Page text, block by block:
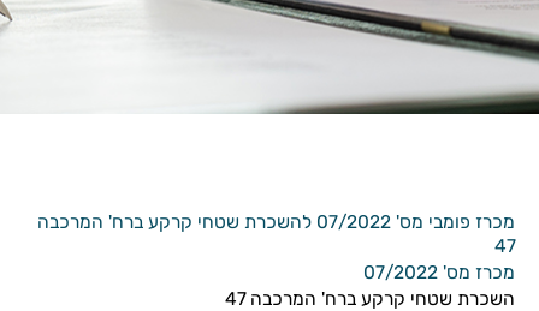
מכרז פומבי מס' 07/2022 להשכרת שטחי קרקע ברח' המרכבה
47
מכרז מס' 07/2022
השכרת שטחי קרקע ברח' המרכבה 47